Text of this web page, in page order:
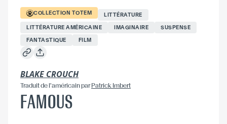
COLLECTION TOTEM
LITTÉRATURE
LITTÉRATURE AMÉRICAINE
IMAGINAIRE
SUSPENSE
FANTASTIQUE
FILM
BLAKE CROUCH
Traduitde l'américainpar Patrick Imbert
FAMOUS